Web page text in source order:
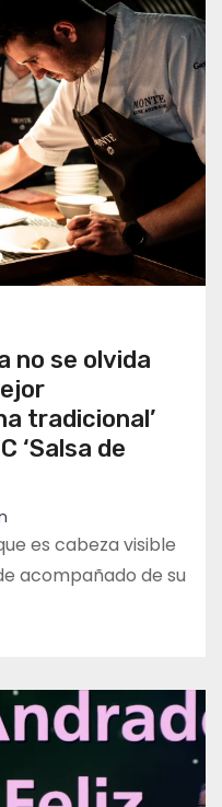
no se olvida
tradicional’
‘Salsa de
es cabeza visible
acompañado de su